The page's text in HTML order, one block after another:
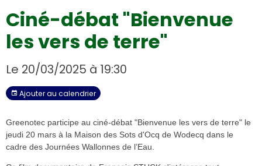
Ciné-débat "Bienvenue
les vers de terre"
Le 20/03/2025 à 19:30
Ajouter au calendrier
Greenotec participe au ciné-débat "Bienvenue les vers de terre" le
jeudi 20 mars à la Maison des Sots d'Ocq de Wodecq dans le
cadre des Journées Wallonnes de l’Eau.